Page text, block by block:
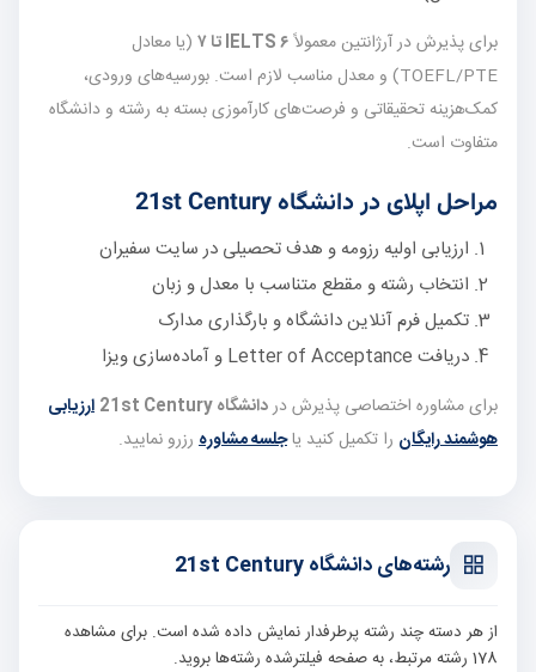
برای پذیرش در آرژانتین معمولاًIELTS ۶ تا ۷
(یا معادل
TOEFL/PTE) و معدل مناسب لازم است. بورسیه‌های ورودی،
کمک‌هزینه تحقیقاتی و فرصت‌های کارآموزی بسته به رشته و دانشگاه
متفاوت است.
مراحل اپلای در دانشگاه 21st Century
ارزیابی اولیه رزومه و هدف تحصیلی در سایت سفیران
انتخاب رشته و مقطع متناسب با معدل و زبان
تکمیل فرم آنلاین دانشگاه و بارگذاری مدارک
دریافت Letter of Acceptance و آماده‌سازی ویزا
برای مشاوره اختصاصی پذیرش دردانشگاه 21st Century
ارزیابی
هوشمند رایگان را تکمیل کنید یاجلسه مشاوره رزرو نمایید.
رشته‌های دانشگاه 21st Century
از هر دسته چند رشته پرطرفدار نمایش داده شده است. برای مشاهده
178 رشته مرتبط، به صفحه فیلترشده رشته‌ها بروید.